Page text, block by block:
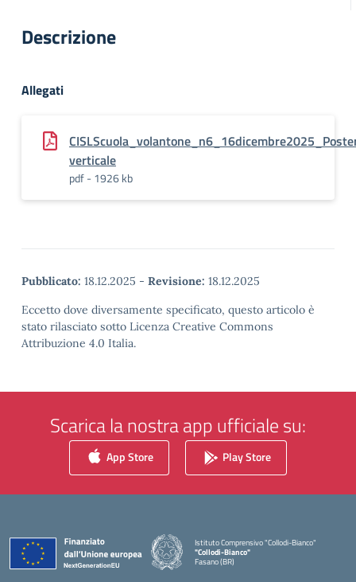
Descrizione
Allegati
verticale
pdf - 1926 kb
Pubblicato: 18.12.2025 - Revisione: 18.12.2025
Eccetto dove diversamente specificato, questo articolo è
stato rilasciato sotto Licenza Creative Commons
Attribuzione 4.0 Italia.
Scarica la nostra app ufficiale su:
App Store Play Store
Istituto Comprensivo "Collodi-Bianco"
"Collodi-Bianco"
Fasano (BR)